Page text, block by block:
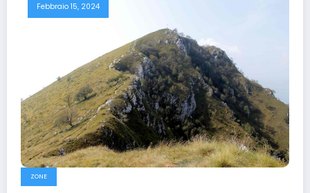
Febbraio 15, 2024
ZONE